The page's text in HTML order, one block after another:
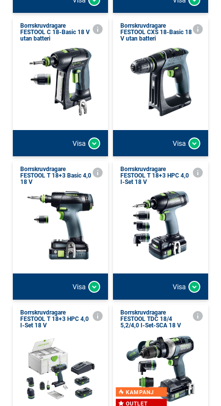
Borrskruvdragare
FESTOOL C 18-Basic 18 V
utan batteri
Visa
Borrskruvdragare
FESTOOL CXS 18-Basic 18
V utan batteri
Visa
Borrskruvdragare
FESTOOL T 18+3 Basic 4,0
18 V
Visa
Borrskruvdragare
FESTOOL T 18+3 HPC 4,0
I-Set 18 V
Visa
Borrskruvdragare
FESTOOL T 18+3 HPC 4,0
I-Set 18 V
Borrskruvdragare
FESTOOL TDC 18/4
5,2/4,0 I-Set-SCA 18 V
KAMPANJ
OUTLET